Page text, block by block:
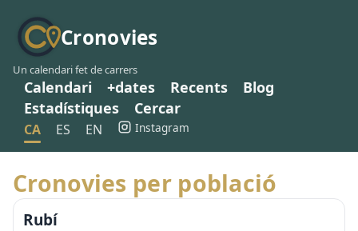
Cronovies
Un calendari fet de carrers
Calendari +dates Recents
Blog
Estadístiques
Cercar
CA ES EN Instagram
Cronovies per població
Rubí